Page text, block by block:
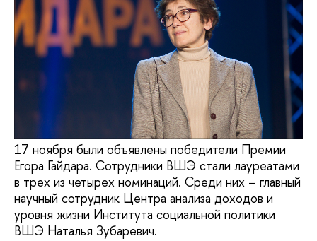
17 ноября были объявлены победители Премии
Егора Гайдара. Сотрудники ВШЭ стали лауреатами
в трех из четырех номинаций. Среди них – главный
научный сотрудник Центра анализа доходов и
уровня жизни Института социальной политики
ВШЭ Наталья Зубаревич.